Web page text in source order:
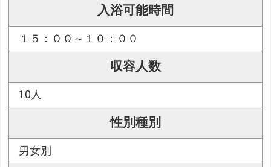
入浴可能時間
１５：００～１０：００
収容人数
10人
性別種別
男女別